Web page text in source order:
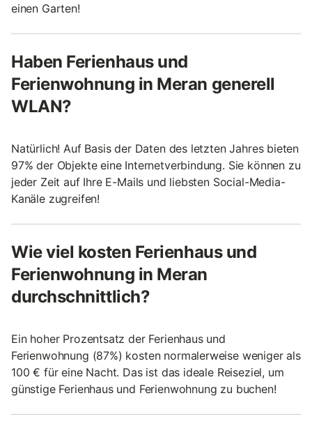
einen Garten!
Haben Ferienhaus und
Ferienwohnung in Meran generell
WLAN?
Natürlich! Auf Basis der Daten des letzten Jahres bieten
97% der Objekte eine Internetverbindung. Sie können zu
jeder Zeit auf Ihre E-Mails und liebsten Social-Media-
Kanäle zugreifen!
Wie viel kosten Ferienhaus und
Ferienwohnung in Meran
durchschnittlich?
Ein hoher Prozentsatz der Ferienhaus und
Ferienwohnung (87%) kosten normalerweise weniger als
100 € für eine Nacht. Das ist das ideale Reiseziel, um
günstige Ferienhaus und Ferienwohnung zu buchen!